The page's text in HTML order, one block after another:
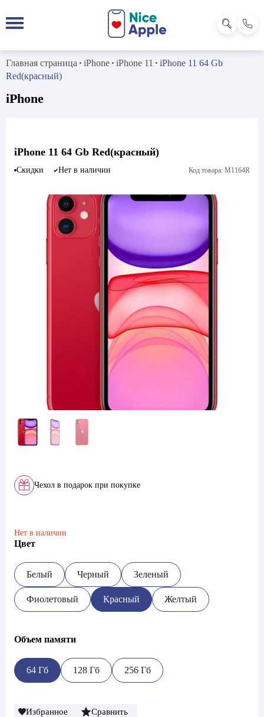
Главная страница iPhone iPhone 11
iPhone 11 64 Gb
Red(красный)
iPhone
iPhone 11 64 Gb Red(красный)
Скидки Нет в наличии Код товара: M1164R
Чехол в подарок при покупке
Нет в наличии
Цвет
Белый Черный Зеленый
Фиолетовый Красный Желтый
Объем памяти
64 Гб 128 Гб 256 Гб
Избранное Сравнить